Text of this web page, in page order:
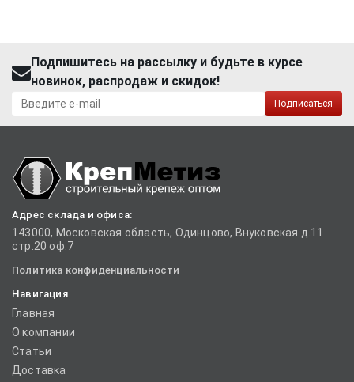
Подпишитесь на рассылку и будьте в курсе
новинок, распродаж и скидок!
Подписаться
Адрес склада и офиса:
143000, Московская область, Одинцово, Внуковская д.11
стр.20 оф.7
Политика конфиденциальности
Навигация
Главная
О компании
Статьи
Доставка